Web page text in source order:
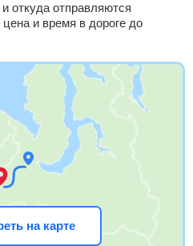
откуда отправляются
и время в дороге до
на карте